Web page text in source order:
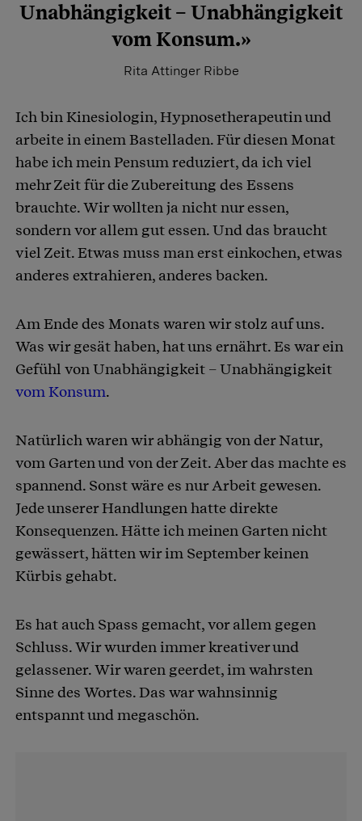
Unabhängigkeit – Unabhängigkeit
vom Konsum.»
Rita Attinger Ribbe
Ich bin Kinesiologin, Hypnosetherapeutin und
arbeite in einem Bastelladen. Für diesen Monat
habe ich mein Pensum reduziert, da ich viel
mehr Zeit für die Zubereitung des Essens
brauchte. Wir wollten ja nicht nur essen,
sondern vor allem gut essen. Und das braucht
viel Zeit. Etwas muss man erst einkochen, etwas
anderes extrahieren, anderes backen.
Am Ende des Monats waren wir stolz auf uns.
Was wir gesät haben, hat uns ernährt. Es war ein
Gefühl von Unabhängigkeit – Unabhängigkeit
vom Konsum.
Natürlich waren wir abhängig von der Natur,
vom Garten und von der Zeit. Aber das machte es
spannend. Sonst wäre es nur Arbeit gewesen.
Jede unserer Handlungen hatte direkte
Konsequenzen. Hätte ich meinen Garten nicht
gewässert, hätten wir im September keinen
Kürbis gehabt.
Es hat auch Spass gemacht, vor allem gegen
Schluss. Wir wurden immer kreativer und
gelassener. Wir waren geerdet, im wahrsten
Sinne des Wortes. Das war wahnsinnig
entspannt und megaschön.